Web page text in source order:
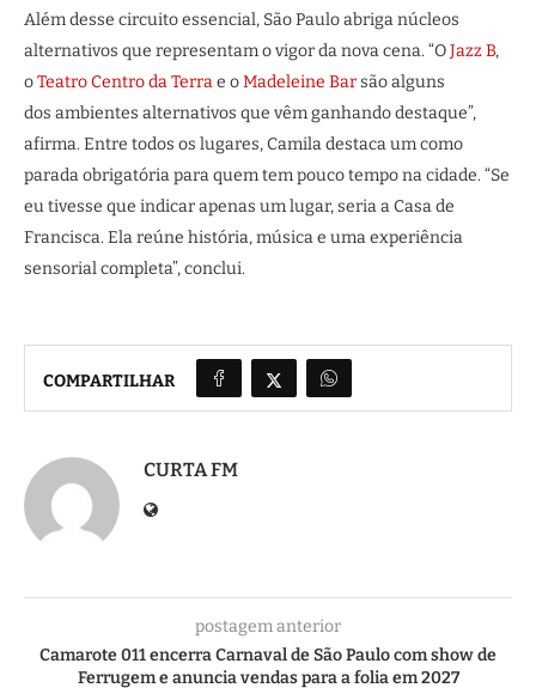
Além desse circuito essencial, São Paulo abriga núcleos
alternativos que representam o vigor da nova cena. “OJazz B,
oTeatro Centro da Terrae oMadeleine Barsão alguns
dos ambientes alternativos que vêm ganhando destaque”,
afirma. Entre todos os lugares, Camila destaca um como
parada obrigatória para quem tem pouco tempo na cidade. “Se
eu tivesse que indicar apenas um lugar, seria a Casa de
Francisca. Ela reúne história, música e uma experiência
sensorial completa”, conclui.
COMPARTILHAR
CURTA FM
postagem anterior
Camarote 011 encerra Carnaval de São Paulo com show de
Ferrugem e anuncia vendas para a folia em 2027